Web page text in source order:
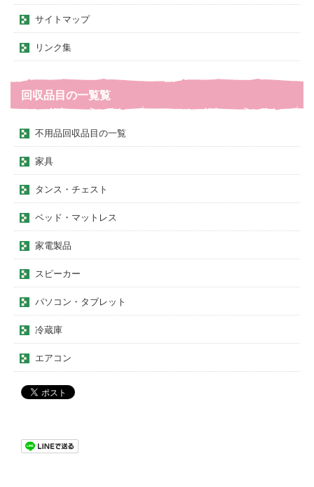
サイトマップ
リンク集
回収品目の一覧覧
不用品回収品目の一覧
家具
タンス・チェスト
ベッド・マットレス
家電製品
スピーカー
パソコン・タブレット
冷蔵庫
エアコン